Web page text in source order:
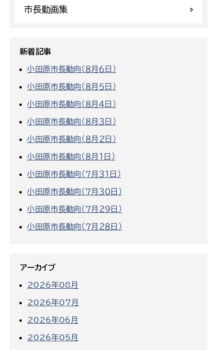
市長動画集
新着記事
小田原市長動向（８月６日）
小田原市長動向（８月５日）
小田原市長動向（８月４日）
小田原市長動向（８月３日）
小田原市長動向（８月２日）
小田原市長動向（８月１日）
小田原市長動向（７月３１日）
小田原市長動向（７月３０日）
小田原市長動向（７月２９日）
小田原市長動向（７月２８日）
アーカイブ
2026年08月
2026年07月
2026年06月
2026年05月